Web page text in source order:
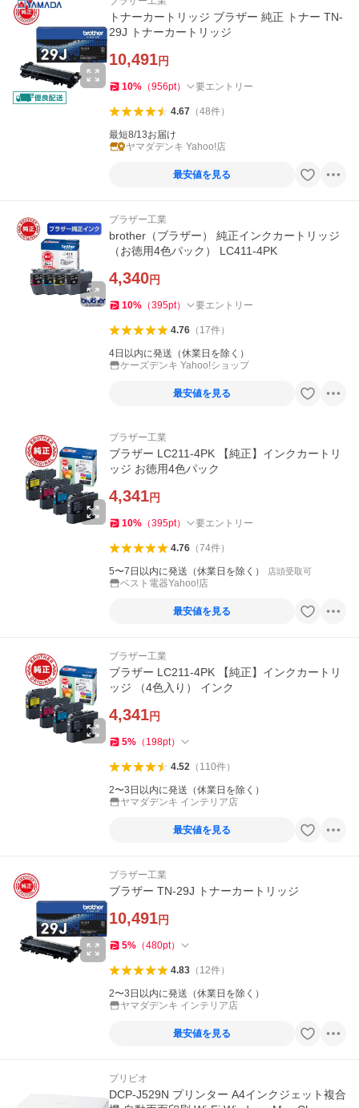
トナーカートリッジ ブラザー 純正 トナー TN-
29J トナーカートリッジ
10,491円
10% （956pt） 要エントリー
4.67（48件）
最短8/13お届け
ヤマダデンキ Yahoo!店
最安値を見る
ブラザー工業
brother（ブラザー） 純正インクカートリッジ
（お徳用4色パック） LC411-4PK
4,340円
10% （395pt） 要エントリー
4.76（ 17件）
4日以内に発送（休業日を除く）
ケーズデンキ Yahoo!ショップ
最安値を見る
ブラザー工業
ブラザー LC211-4PK 【純正】インクカートリ
ッジ お徳用4色パック
4,341円
10% （395pt） 要エントリー
4.76（74件）
5〜7日以内に発送（休業日を除く） 店頭受取可
ベスト電器Yahoo!店
最安値を見る
ブラザー工業
ブラザー LC211-4PK 【純正】インクカートリ
ッジ （4色入り） インク
4,341円
5% （ 198pt）
4.52（ 110件）
2〜3日以内に発送（休業日を除く）
ヤマダデンキ インテリア店
最安値を見る
ブラザー工業
ブラザー TN-29J トナーカートリッジ
10,491円
5% （480pt）
4.83（ 12件）
2〜3日以内に発送（休業日を除く）
ヤマダデンキ インテリア店
最安値を見る
プリビオ
DCP-J529N プリンター A4インクジェット複合